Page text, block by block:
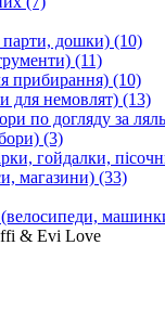
дошки) (10)
(11)
прибирання) (10)
для немовлят) (13)
по догляду за
(3)
гойдалки,
магазини) (33)
(велосипеди,
& Evi Love